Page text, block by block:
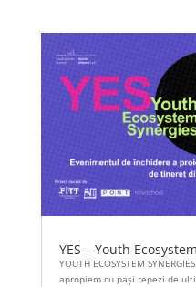
YES – Youth
YOUTH ECOSYSTEM
apropiem cu pași repezi de